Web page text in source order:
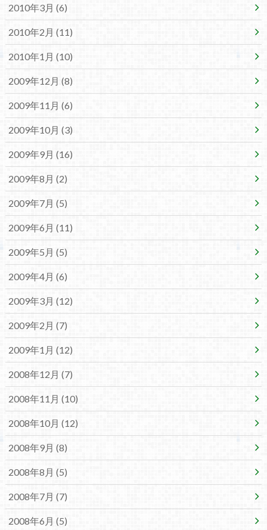
2010年3月 (6)
2010年2月 (11)
2010年1月 (10)
2009年12月 (8)
2009年11月 (6)
2009年10月 (3)
2009年9月 (16)
2009年8月 (2)
2009年7月 (5)
2009年6月 (11)
2009年5月 (5)
2009年4月 (6)
2009年3月 (12)
2009年2月 (7)
2009年1月 (12)
2008年12月 (7)
2008年11月 (10)
2008年10月 (12)
2008年9月 (8)
2008年8月 (5)
2008年7月 (7)
2008年6月 (5)